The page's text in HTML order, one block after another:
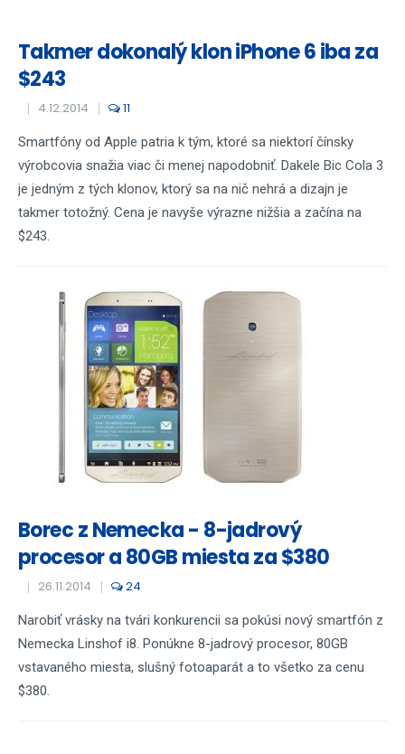
Takmer dokonalý klon iPhone 6 iba za
$243
4.12.2014 11
Smartfóny od Apple patria k tým, ktoré sa niektorí čínsky
výrobcovia snažia viac či menej napodobniť. Dakele Bic Cola 3
je jedným z tých klonov, ktorý sa na nič nehrá a dizajn je
takmer totožný. Cena je navyše výrazne nižšia a začína na
$243.
Borec z Nemecka - 8-jadrový
procesor a 80GB miesta za $380
26.11.2014 24
Narobiť vrásky na tvári konkurencii sa pokúsi nový smartfón z
Nemecka Linshof i8. Ponúkne 8-jadrový procesor, 80GB
vstavaného miesta, slušný fotoaparát a to všetko za cenu
$380.